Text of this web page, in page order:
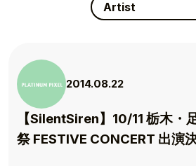
Artist
2014.08.22
【SilentSiren】10/11 栃木・
祭 FESTIVE CONCERT 出演